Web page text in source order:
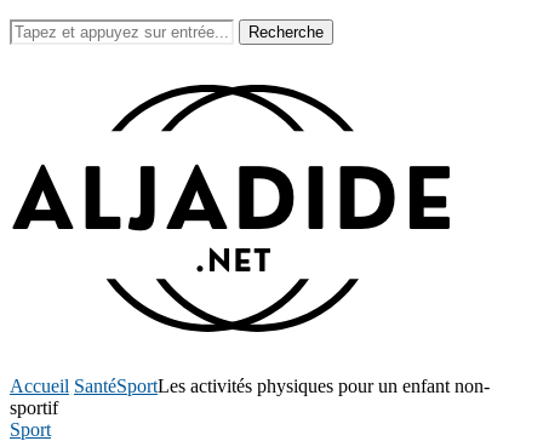
Recherche
Accueil SantéSportLes activités physiques pour un enfant non-
sportif
Sport